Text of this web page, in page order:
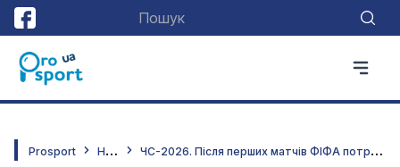
Prosport Н
овини Ч
С-2026. Після перших матчів ФІФА потрапила під вогонь критики: в чому справа